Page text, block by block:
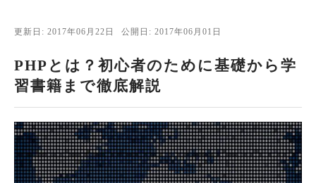
更新日: 2017年06月22日 公開日: 2017年06月01日
PHPとは？初心者のために基礎から学
習書籍まで徹底解説